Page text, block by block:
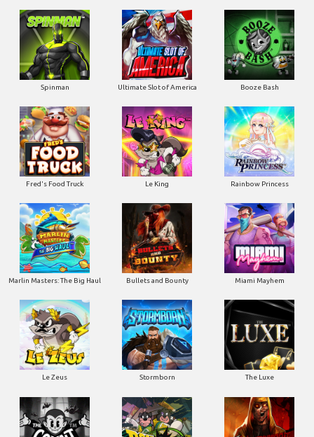
Spinman Ultimate Slot of America Booze Bash
Fred's Food Truck Le King Rainbow Princess
Marlin Masters: The Big Haul Bullets and Bounty Miami Mayhem
Le Zeus Stormborn The Luxe